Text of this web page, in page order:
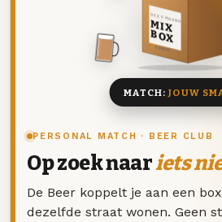
PERSONAL MATCH · BEER CLUB
Op zoek naariets
De Beer koppelt je aan een
dezelfde straat wonen. Geen
DEZE MAAND
MIX
BOX
8 BIEREN
MATCH:JOUW